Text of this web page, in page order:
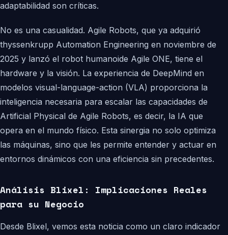
adaptabilidad son críticas.
No es una casualidad. Agile Robots, que ya adquirió
thyssenkrupp Automation Engineering en noviembre de
2025 y lanzó el robot humanoide Agile ONE, tiene el
hardware y la visión. La experiencia de DeepMind en
modelos visual-language-action (VLA) proporciona la
inteligencia necesaria para escalar las capacidades de
Artificial Physical de Agile Robots, es decir, la IA que
opera en el mundo físico. Esta sinergia no solo optimiza
las máquinas, sino que les permite entender y actuar en
entornos dinámicos con una eficiencia sin precedentes.
Análisis Blixel: Implicaciones Reales
para su Negocio
Desde Blixel, vemos esta noticia como un claro indicador